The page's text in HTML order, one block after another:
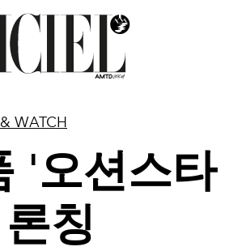
WATCH
'오션스타
칭